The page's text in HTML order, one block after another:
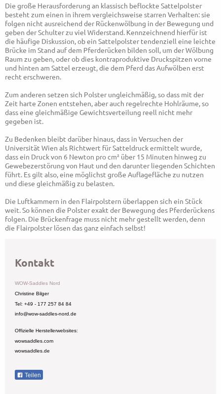
Die große Herausforderung an klassisch beflockte Sattelpolster
besteht zum einen in ihrem vergleichsweise starren Verhalten: sie
folgen nicht ausreichend der Rückenwölbung in der Bewegung und
geben der Schulter zu viel Widerstand. Kennzeichnend hierfür ist
die häufige Diskussion, ob ein Sattelpolster tendenziell eine leichte
Brücke im Stand auf dem Pferderücken bilden soll, um der Wölbung
Raum zu geben, oder ob dies kontraproduktive Druckspitzen vorne
und hinten am Sattel erzeugt, die dem Pferd das Aufwölben erst
recht erschweren.
Zum anderen setzen sich Polster ungleichmäßig, so dass mit der
Zeit harte Zonen entstehen, aber auch regelrechte Hohlräume, so
dass eine gleichmäßige Gewichtsverteilung reell nicht mehr
gegeben ist.
Zu Bedenken bleibt darüber hinaus, dass in Versuchen der
Universität Wien als Richtwert für Satteldruck ermittelt wurde,
dass ein Druck von 6 Newton pro cm² über 15 Minuten hinweg zu
Gewebezerstörung von Haut und den darunter liegenden Schichten
führt. Es gilt also, eine möglichst große Auflagefläche zu nutzen
und diese gleichmäßig zu belasten.
Die Luftkammern in den Flairpolstern überlappen sich ein Stück
weit. So können die Polster exakt der Bewegung des Pferderückens
folgen. Die Brückenfrage muss nicht mehr gestellt werden, denn
die Flairpolster lösen das ganz einfach selbst!
Kontakt
WOW-Saddles Nord
Christine Bilger
Tel: +49 - 177 257 84 84
info@wow-saddles-nord.de
Offizielle Herstellerwebsites:
wowsaddles.com
wowsaddles.de
Teilen